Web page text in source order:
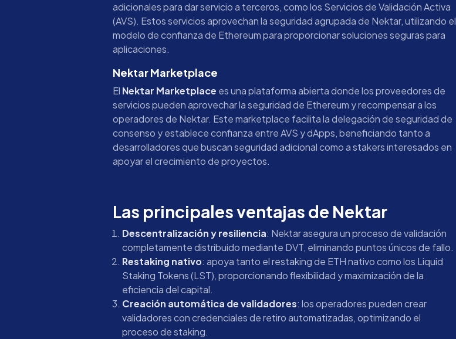
adicionales para dar servicio a terceros, como los Servicios de Validación Activa
(AVS). Estos servicios aprovechan la seguridad agrupada de Nektar, utilizando el
modelo de confianza de Ethereum para proporcionar soluciones seguras para
aplicaciones.
Nektar Marketplace
El Nektar Marketplace es una plataforma abierta donde los proveedores de
servicios pueden aprovechar la seguridad de Ethereum y recompensar a los
operadores de Nektar. Este marketplace facilita la delegación de seguridad de
consenso y establece confianza entre AVS y dApps, beneficiando tanto a
desarrolladores que buscan seguridad adicional como a stakers interesados en
apoyar el crecimiento de proyectos.
Las principales ventajas de Nektar
Descentralización y resiliencia: Nektar asegura un proceso de validación
completamente distribuido mediante DVT, eliminando puntos únicos de fallo.
Restaking nativo: apoya tanto el restaking de ETH nativo como los Liquid
Staking Tokens (LST), proporcionando flexibilidad y maximización de la
eficiencia del capital.
Creación automática de validadores: los operadores pueden crear
validadores con credenciales de retiro automatizadas, optimizando el
proceso de staking.